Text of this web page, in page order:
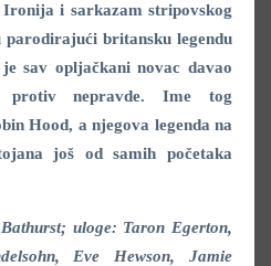
i sarkazam stripovskog
britansku legendu
sav opljačkani novac davao
protiv nepravde. Ime tog
Hood, a njegova legenda na
još od samih početaka
uloge: Taron Egerton,
Eve Hewson, Jamie